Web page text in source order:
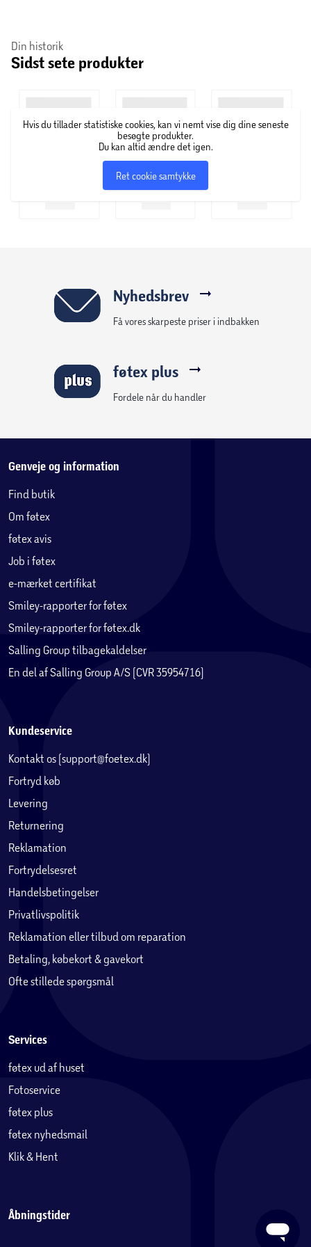
Holderen gør det muligt at opbevare kridtene
eller beskeder
Din historik
Sidst sete produkter
Hvis du tillader statistiske cookies, kan vi nemt vise dig dine seneste
besøgte produkter.
Du kan altid ændre det igen.
Ret cookie samtykke
Nyhedsbrev
Få vores skarpeste priser i indbakken
føtex plus
Fordele når du handler
Genveje og information
Find butik
Om føtex
føtex avis
Job i føtex
e-mærket certifikat
Smiley-rapporter for føtex
Smiley-rapporter for føtex.dk
Salling Group tilbagekaldelser
En del af Salling Group A/S (CVR 35954716)
Kundeservice
Kontakt os (support@foetex.dk)
Fortryd køb
Levering
Returnering
Reklamation
Fortrydelsesret
Handelsbetingelser
Privatlivspolitik
Reklamation eller tilbud om reparation
Betaling, købekort & gavekort
Ofte stillede spørgsmål
Services
føtex ud af huset
Fotoservice
føtex plus
føtex nyhedsmail
Klik & Hent
Åbningstider